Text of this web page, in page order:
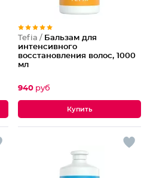
Tefia / Бальзам для
интенсивного
восстановления волос, 1000
мл
940 руб